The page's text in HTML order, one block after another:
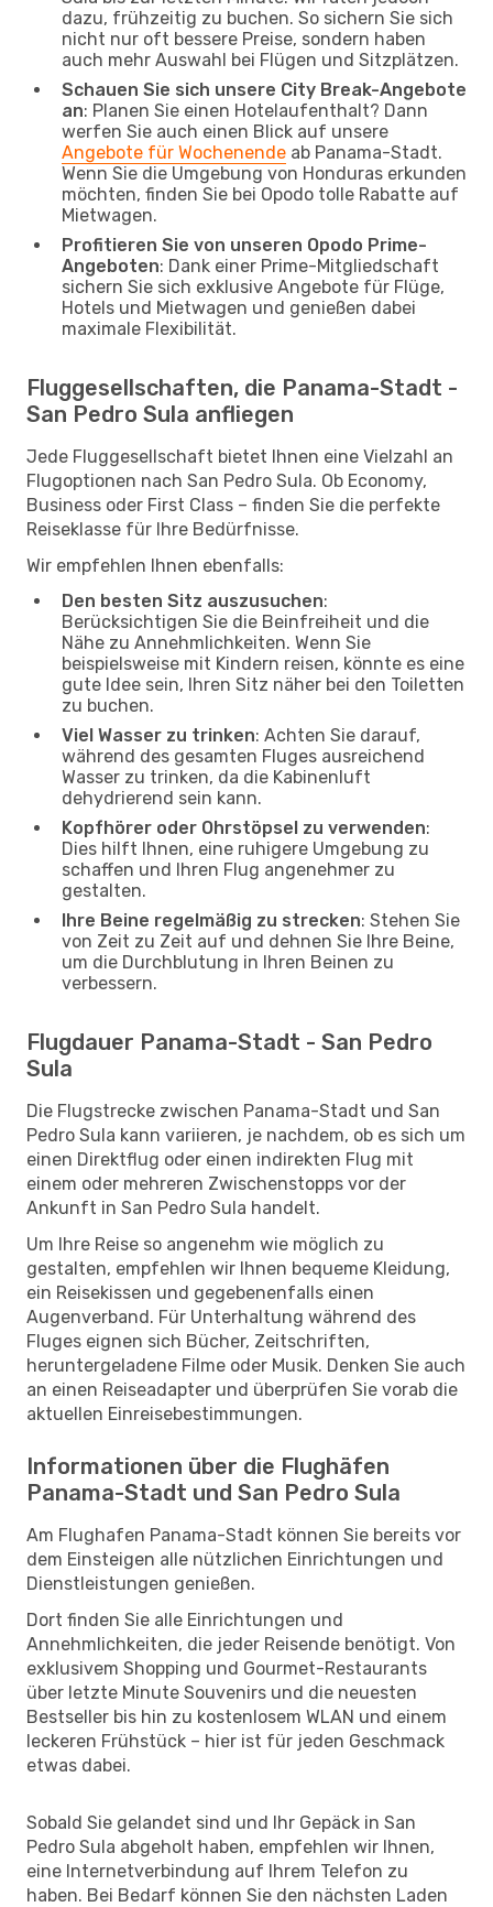
dazu, frühzeitig zu buchen. So sichern Sie sich
nicht nur oft bessere Preise, sondern haben
auch mehr Auswahl bei Flügen und Sitzplätzen.
Schauen Sie sich unsere City Break-Angebote
an: Planen Sie einen Hotelaufenthalt? Dann
werfen Sie auch einen Blick auf unsere
Angebote für Wochenende ab Panama-Stadt.
Wenn Sie die Umgebung von Honduras erkunden
möchten, finden Sie bei Opodo tolle Rabatte auf
Mietwagen.
Profitieren Sie von unseren Opodo Prime-
Angeboten: Dank einer Prime-Mitgliedschaft
sichern Sie sich exklusive Angebote für Flüge,
Hotels und Mietwagen und genießen dabei
maximale Flexibilität.
Fluggesellschaften, die Panama-Stadt -
San Pedro Sula anfliegen
Jede Fluggesellschaft bietet Ihnen eine Vielzahl an
Flugoptionen nach San Pedro Sula. Ob Economy,
Business oder First Class – finden Sie die perfekte
Reiseklasse für Ihre Bedürfnisse.
Wir empfehlen Ihnen ebenfalls:
Den besten Sitz auszusuchen:
Berücksichtigen Sie die Beinfreiheit und die
Nähe zu Annehmlichkeiten. Wenn Sie
beispielsweise mit Kindern reisen, könnte es eine
gute Idee sein, Ihren Sitz näher bei den Toiletten
zu buchen.
Viel Wasser zu trinken: Achten Sie darauf,
während des gesamten Fluges ausreichend
Wasser zu trinken, da die Kabinenluft
dehydrierend sein kann.
Kopfhörer oder Ohrstöpsel zu verwenden:
Dies hilft Ihnen, eine ruhigere Umgebung zu
schaffen und Ihren Flug angenehmer zu
gestalten.
Ihre Beine regelmäßig zu strecken: Stehen Sie
von Zeit zu Zeit auf und dehnen Sie Ihre Beine,
um die Durchblutung in Ihren Beinen zu
verbessern.
Flugdauer Panama-Stadt - San Pedro
Sula
Die Flugstrecke zwischen Panama-Stadt und San
Pedro Sula kann variieren, je nachdem, ob es sich um
einen Direktflug oder einen indirekten Flug mit
einem oder mehreren Zwischenstopps vor der
Ankunft in San Pedro Sula handelt.
Um Ihre Reise so angenehm wie möglich zu
gestalten, empfehlen wir Ihnen bequeme Kleidung,
ein Reisekissen und gegebenenfalls einen
Augenverband. Für Unterhaltung während des
Fluges eignen sich Bücher, Zeitschriften,
heruntergeladene Filme oder Musik. Denken Sie auch
an einen Reiseadapter und überprüfen Sie vorab die
aktuellen Einreisebestimmungen.
Informationen über die Flughäfen
Panama-Stadt und San Pedro Sula
Am Flughafen Panama-Stadt können Sie bereits vor
dem Einsteigen alle nützlichen Einrichtungen und
Dienstleistungen genießen.
Dort finden Sie alle Einrichtungen und
Annehmlichkeiten, die jeder Reisende benötigt. Von
exklusivem Shopping und Gourmet-Restaurants
über letzte Minute Souvenirs und die neuesten
Bestseller bis hin zu kostenlosem WLAN und einem
leckeren Frühstück – hier ist für jeden Geschmack
etwas dabei.
Sobald Sie gelandet sind und Ihr Gepäck in San
Pedro Sula abgeholt haben, empfehlen wir Ihnen,
eine Internetverbindung auf Ihrem Telefon zu
haben. Bei Bedarf können Sie den nächsten Laden